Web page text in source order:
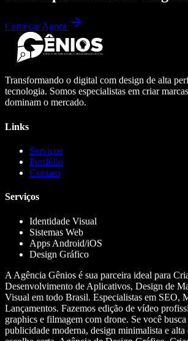
Começar Agora
Transformando o digital com design de alta
tecnologia. Somos especialistas em criar
dominam o mercado.
Links
Serviços
Portfólio
Contato
Serviços
Identidade Visual
Sistemas Web
Apps Android/iOS
Design Gráfico
A Agência Gênios é sua parceira ideal para
Desenvolvimento de Aplicativos, Design de
Visual em todo Brasil. Especialistas em SEO,
Lançamentos. Fazemos edição de vídeo
graphics e filmagem com drone. Se você
publicidade moderna, design minimalista e alta